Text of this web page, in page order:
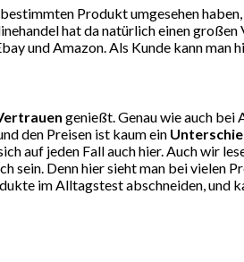
Produkt umgesehen
hat da natürlich einen
und Amazon. Als Kunde kann
genießt. Genau wie auch bei
den Preisen ist kaum ein
auf jeden Fall auch hier. Auch wir
sein. Denn hier sieht man bei vielen
im Alltagstest abschneiden, und